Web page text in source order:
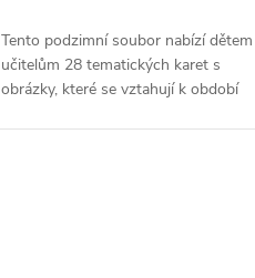
Tento podzimní soubor nabízí
učitelům 28 tematických karet s
obrázky, které se vztahují k období